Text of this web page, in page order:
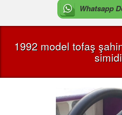
Whatsapp
1992 model tofaş